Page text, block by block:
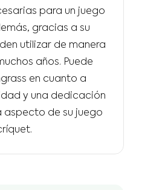
para un juego
gracias a su
utilizar de manera
años. Puede
en cuanto a
y una dedicación
de su juego